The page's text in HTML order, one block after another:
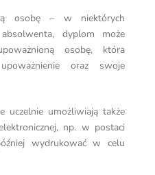
osobę – w niektórych
dyplom może
osobę, która
oraz swoje
uczelnie umożliwiają także
np. w postaci
wydrukować w celu